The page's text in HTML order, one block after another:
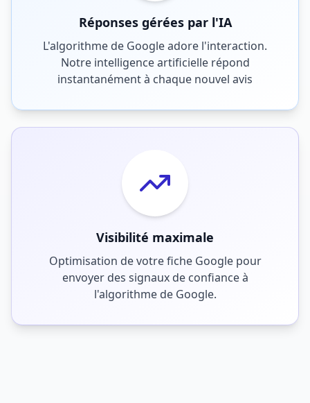
Réponses gérées par l'IA
L'algorithme de Google adore l'interaction.
Notre intelligence artificielle répond
instantanément à chaque nouvel avis
Visibilité maximale
Optimisation de votre fiche Google pour
envoyer des signaux de confiance à
l'algorithme de Google.